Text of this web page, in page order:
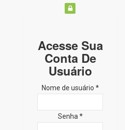
Acesse Sua
Conta De
Usuário
Nome de usuário *
Senha *